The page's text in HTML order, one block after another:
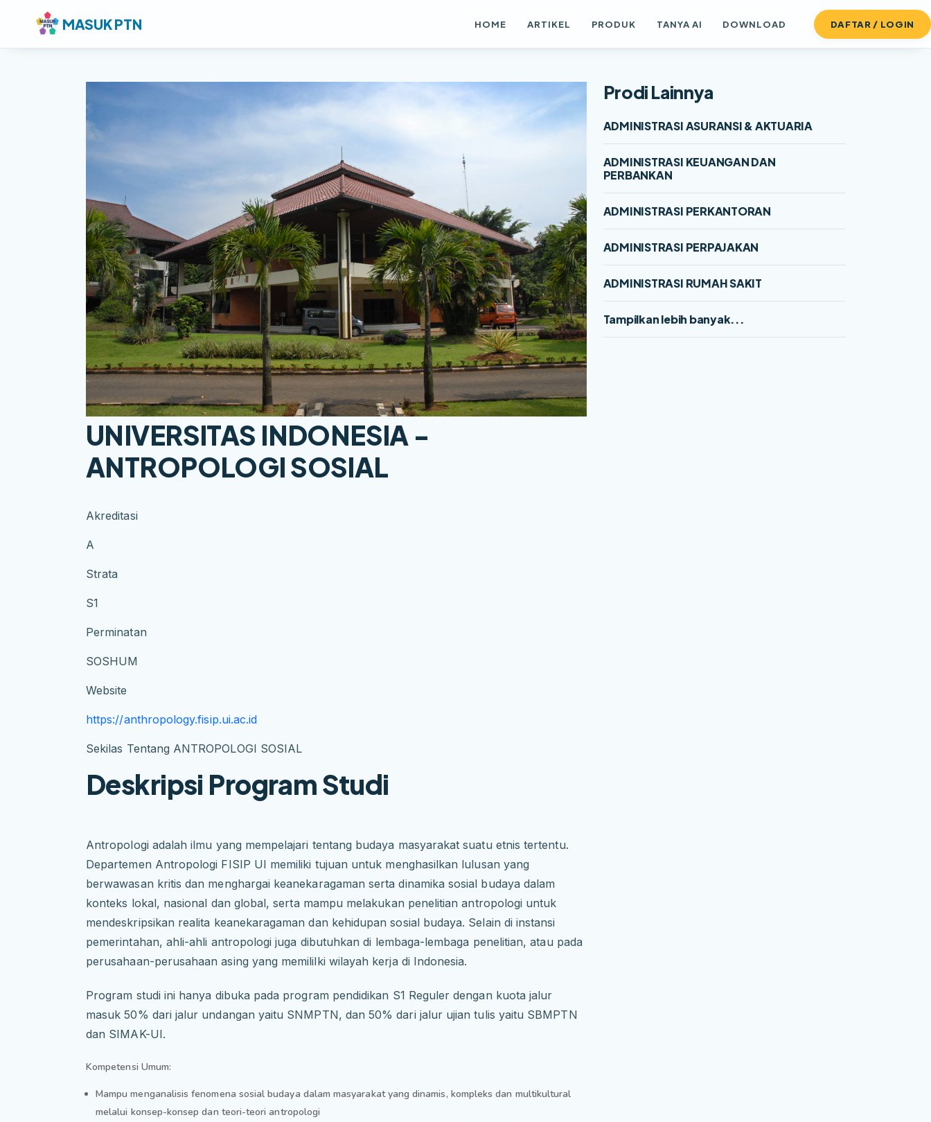
MASUK PTN HOME ARTIKEL PRODUK TANYA AI DOWNLOAD DAFTAR / LOGIN
UNIVERSITAS INDONESIA -
ANTROPOLOGI SOSIAL
Akreditasi
A
Strata
S1
Perminatan
SOSHUM
Website
https://anthropology.fisip.ui.ac.id
Sekilas Tentang ANTROPOLOGI SOSIAL
Deskripsi Program Studi
Antropologi adalah ilmu yang mempelajari tentang budaya masyarakat suatu etnis tertentu.
Departemen Antropologi FISIP UI memiliki tujuan untuk menghasilkan lulusan yang
berwawasan kritis dan menghargai keanekaragaman serta dinamika sosial budaya dalam
konteks lokal, nasional dan global, serta mampu melakukan penelitian antropologi untuk
mendeskripsikan realita keanekaragaman dan kehidupan sosial budaya. Selain di instansi
pemerintahan, ahli-ahli antropologi juga dibutuhkan di lembaga-lembaga penelitian, atau pada
perusahaan-perusahaan asing yang memililki wilayah kerja di Indonesia.
Program studi ini hanya dibuka pada program pendidikan S1 Reguler dengan kuota jalur
masuk 50% dari jalur undangan yaitu SNMPTN, dan 50% dari jalur ujian tulis yaitu SBMPTN
dan SIMAK-UI.
Kompetensi Umum:
Mampu menganalisis fenomena sosial budaya dalam masyarakat yang dinamis, kompleks dan multikultural
melalui konsep-konsep dan teori-teori antropologi
Prodi Lainnya
ADMINISTRASI ASURANSI & AKTUARIA
ADMINISTRASI KEUANGAN DAN
PERBANKAN
ADMINISTRASI PERKANTORAN
ADMINISTRASI PERPAJAKAN
ADMINISTRASI RUMAH SAKIT
Tampilkan lebih banyak...